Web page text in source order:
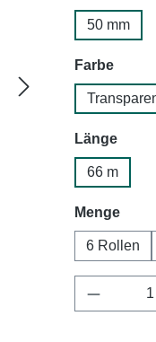
50 mm
Farbe
Länge
66 m
Menge
6 Rollen